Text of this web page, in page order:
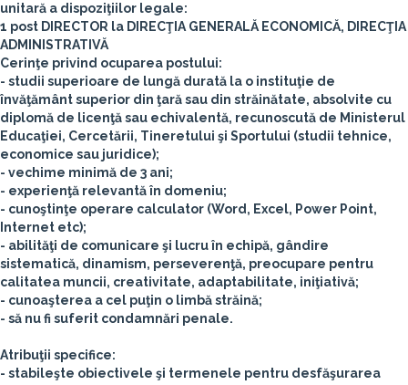
unitară a dispoziţiilor legale:
1 post DIRECTOR la DIRECŢIA GENERALĂ ECONOMICĂ, DIRECŢIA
ADMINISTRATIVĂ
Cerinţe privind ocuparea postului:
- studii superioare de lungă durată la o instituţie de
învăţământ superior din ţară sau din străinătate, absolvite cu
diplomă de licenţă sau echivalentă, recunoscută de Ministerul
Educaţiei, Cercetării, Tineretului şi Sportului (studii tehnice,
economice sau juridice);
- vechime minimă de 3 ani;
- experienţă relevantă în domeniu;
- cunoştinţe operare calculator (Word, Excel, Power Point,
Internet etc);
- abilităţi de comunicare şi lucru în echipă, gândire
sistematică, dinamism, perseverenţă, preocupare pentru
calitatea muncii, creativitate, adaptabilitate, iniţiativă;
- cunoaşterea a cel puţin o limbă străină;
- să nu fi suferit condamnări penale.
Atribuţii specifice:
- stabileşte obiectivele şi termenele pentru desfăşurarea